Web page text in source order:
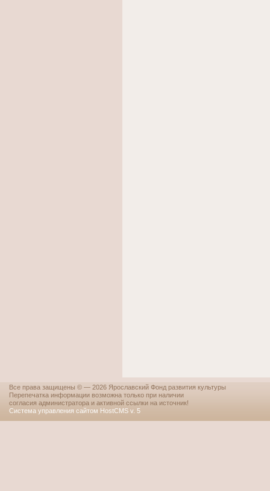
Все права защищены © — 2026 Ярославский Фонд развития культуры
Перепечатка информации возможна только при наличии
согласия администратора и активной ссылки на источник!
Система управления сайтом HostCMS v. 5